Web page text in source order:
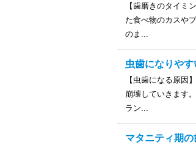
【歯磨きのタイミ
た食べ物のカスや
のま...
虫歯になりや
【虫歯になる原因
崩壊していきます
ラン...
マタニティ期